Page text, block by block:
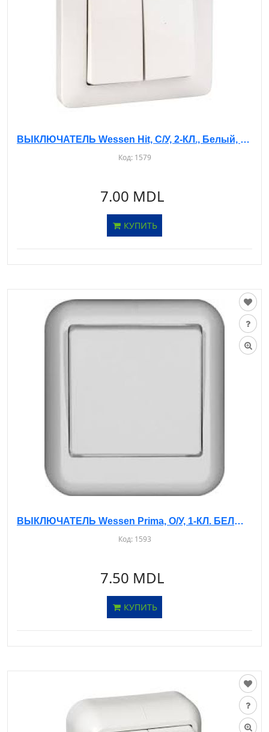
ВЫКЛЮЧАТЕЛЬ Wessen Hit, С/У, 2-КЛ., Белый, VS56-234
Код: 1579
7.00 MDL
КУПИТЬ
ВЫКЛЮЧАТЕЛЬ Wessen Prima, О/У, 1-КЛ. БЕЛЫЙ/БЕЖЕВЫЙ, A16-051
Код: 1593
7.50 MDL
КУПИТЬ